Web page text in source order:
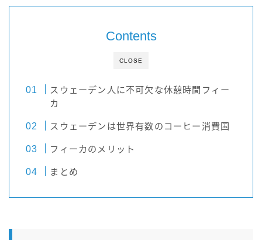
CLOSE
Contents
スウェーデン人に不可欠な休憩時間フィー
カ
スウェーデンは世界有数のコーヒー消費国
フィーカのメリット
まとめ